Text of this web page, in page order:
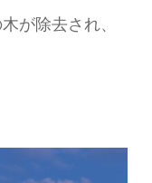
が除去され、